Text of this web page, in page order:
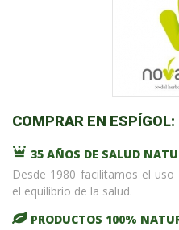
COMPRAR EN ESPÍGOL:
35 AÑOS DE SALUD
Desde 1980 facilitamos el
el equilibrio de la salud.
PRODUCTOS 100%